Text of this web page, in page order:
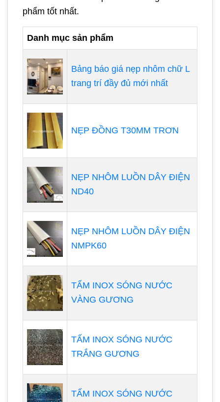
phẩm tốt nhất.
Danh mục sản phẩm
Bảng báo giá nẹp nhôm chữ L
trang trí đầy đủ mới nhất
NẸP ĐỒNG T30MM TRƠN
NẸP NHÔM LUỒN DÂY ĐIỆN
ND40
NẸP NHÔM LUỒN DÂY ĐIỆN
NMPK60
TẤM INOX SÓNG NƯỚC
VÀNG GƯƠNG
TẤM INOX SÓNG NƯỚC
TRẮNG GƯƠNG
TẤM INOX SÓNG NƯỚC